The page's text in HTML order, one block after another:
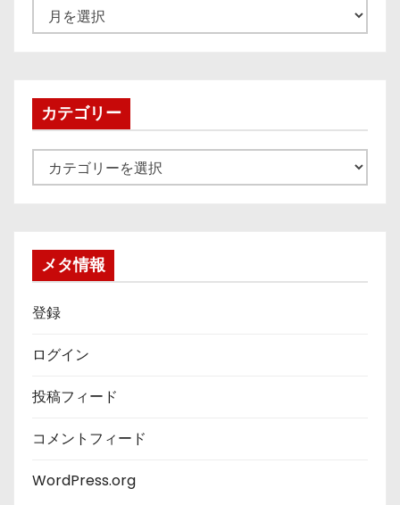
ー
ブカテゴリー
テ
メタ情報
登録
ログイン
投稿フィード
コメントフィード
WordPress.org